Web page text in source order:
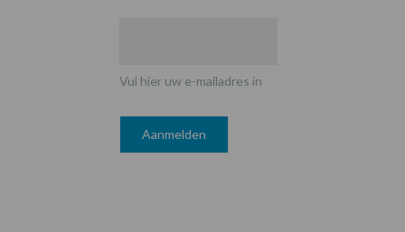
Vul hier uw e-mailadres in